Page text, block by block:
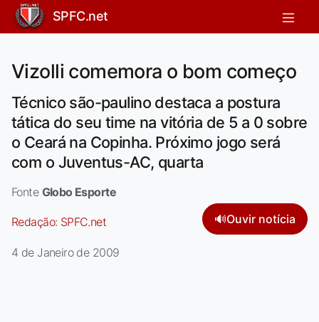
SPFC.net
Vizolli comemora o bom começo
Técnico são-paulino destaca a postura
tática do seu time na vitória de 5 a 0 sobre
o Ceará na Copinha. Próximo jogo será
com o Juventus-AC, quarta
Fonte Globo Esporte
Redação: SPFC.net 🔊Ouvir notícia
4 de Janeiro de 2009